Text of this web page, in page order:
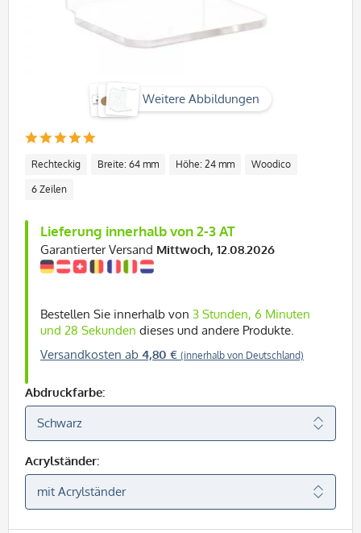
Weitere Abbildungen
Rechteckig Breite: 64 mm Höhe: 24 mm Woodico
6 Zeilen
Lieferung innerhalb von 2-3 AT
Garantierter Versand Mittwoch, 12.08.2026
Bestellen Sie innerhalb von 3 Stunden, 6 Minuten
und 28 Sekunden dieses und andere Produkte.
Versandkosten ab 4,80 € (innerhalb von Deutschland)
Abdruckfarbe:
Acrylständer: